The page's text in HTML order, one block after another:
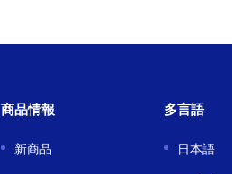
商品情報
新商品
多言語
日本語